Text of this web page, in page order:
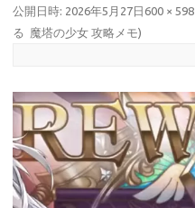
公開日時: 2026年5月27日 600 × 598
る 魔塔の少女 攻略メモ)